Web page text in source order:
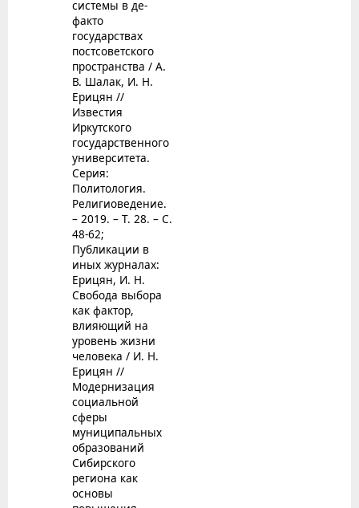
системы в де-
факто
государствах
постсоветского
пространства / А.
В. Шалак, И. Н.
Ерицян //
Известия
Иркутского
государственного
университета.
Серия:
Политология.
Религиоведение.
– 2019. – Т. 28. – С.
48-62;
Публикации в
иных журналах:
Ерицян, И. Н.
Свобода выбора
как фактор,
влияющий на
уровень жизни
человека / И. Н.
Ерицян //
Модернизация
социальной
сферы
муниципальных
образований
Сибирского
региона как
основы